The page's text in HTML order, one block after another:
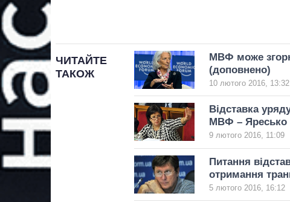
ЧИТАЙТЕ
ТАКОЖ
МВФ може
(доповнено)
10 лютого 2016, 13:32
Відставка
МВФ – Яресько
9 лютого 2016, 11:09
Питання
отримання
5 лютого 2016, 16:12